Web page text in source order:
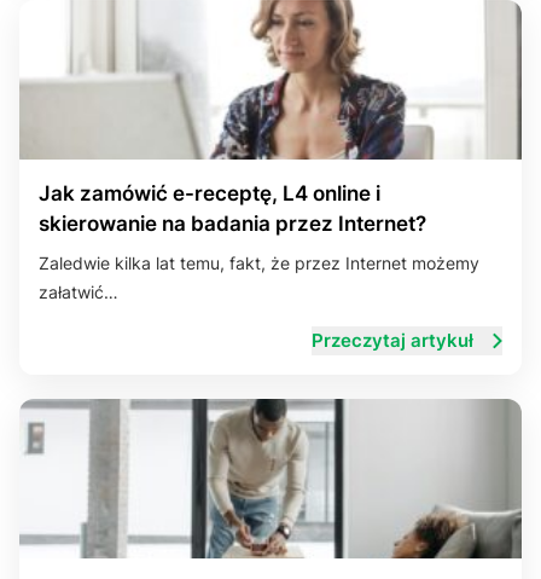
Jak zamówić e-receptę, L4 online i
skierowanie na badania przez Internet?
Zaledwie kilka lat temu, fakt, że przez Internet możemy
załatwić…
Przeczytaj artykuł